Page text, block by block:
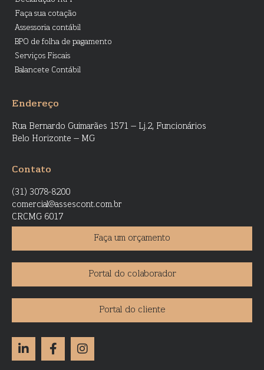
Faça sua cotação
Assessoria contábil
BPO de folha de pagamento
Serviços Fiscais
Balancete Contábil
Endereço
Rua Bernardo Guimarães 1571 – Lj.2, Funcionários
Belo Horizonte – MG
Contato
(31) 3078-8200
comercial@assescont.com.br
CRCMG 6017
Faça um orçamento
Portal do colaborador
Portal do cliente